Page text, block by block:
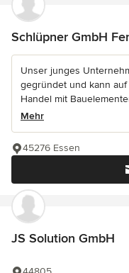
Schlüpner GmbH
Unser junges
gegründet und kann
Handel mit
Mehr
45276 Essen
JS Solution GmbH